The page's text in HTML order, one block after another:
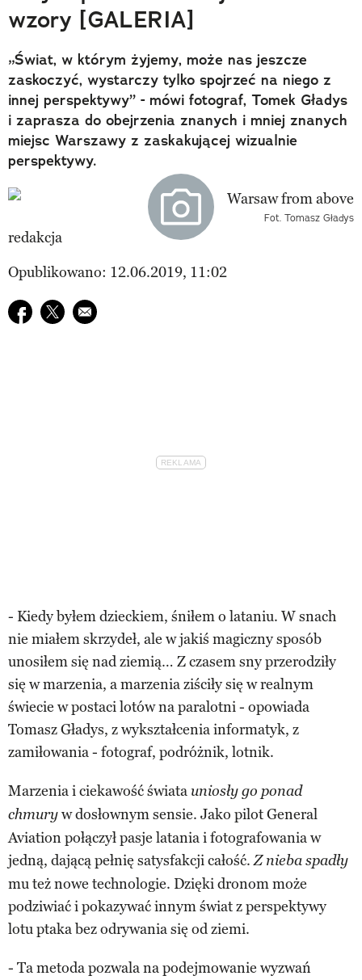
wzory [GALERIA]
„Świat, w którym żyjemy, może nas jeszcze
zaskoczyć, wystarczy tylko spojrzeć na niego z
innej perspektywy” - mówi fotograf, Tomek Gładys
i zaprasza do obejrzenia znanych i mniej znanych
miejsc Warszawy z zaskakującej wizualnie
perspektywy.
Fot. Tomasz Gładys
redakcja
Opublikowano: 12.06.2019, 11:02
Udostępnij na facebook
Udostępnij na twitter
E-mail do przyjaciela
- Kiedy byłem dzieckiem, śniłem o lataniu. W snach
nie miałem skrzydeł, ale w jakiś magiczny sposób
unosiłem się nad ziemią… Z czasem sny przerodziły
się w marzenia, a marzenia ziściły się w realnym
świecie w postaci lotów na paralotni - opowiada
Tomasz Gładys, z wykształcenia informatyk, z
zamiłowania - fotograf, podróżnik, lotnik.
Marzenia i ciekawość światauniosły go ponad
chmuryw dosłownym sensie. Jako pilot General
Aviation połączył pasje latania i fotografowania w
jedną, dającą pełnię satysfakcji całość.Z nieba spadły
mu też nowe technologie. Dzięki dronom może
podziwiać i pokazywać innym świat z perspektywy
lotu ptaka bez odrywania się od ziemi.
- Ta metoda pozwala na podejmowanie wyzwań